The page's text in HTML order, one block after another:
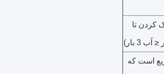
، از 1450 ℃ خنک کردن تا
است که